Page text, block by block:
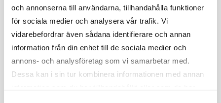
och annonserna till användarna, tillhandahålla funktioner
för sociala medier och analysera vår trafik. Vi
vidarebefordrar även sådana identifierare och annan
information från din enhet till de sociala medier och
annons- och analysföretag som vi samarbetar med.
Dessa kan i sin tur kombinera informationen med annan
Tryckyta Utfallande på framsidan
Att tänka på
Vid produktion kan 5-10%
antal faktureras.
Pantone
100% exakt färg kan inte garanteras